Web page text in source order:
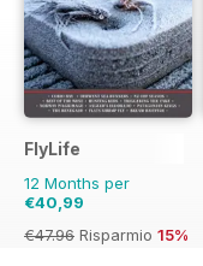
FlyLife
12 Months per
€40,99
€47.96 Risparmio 15%